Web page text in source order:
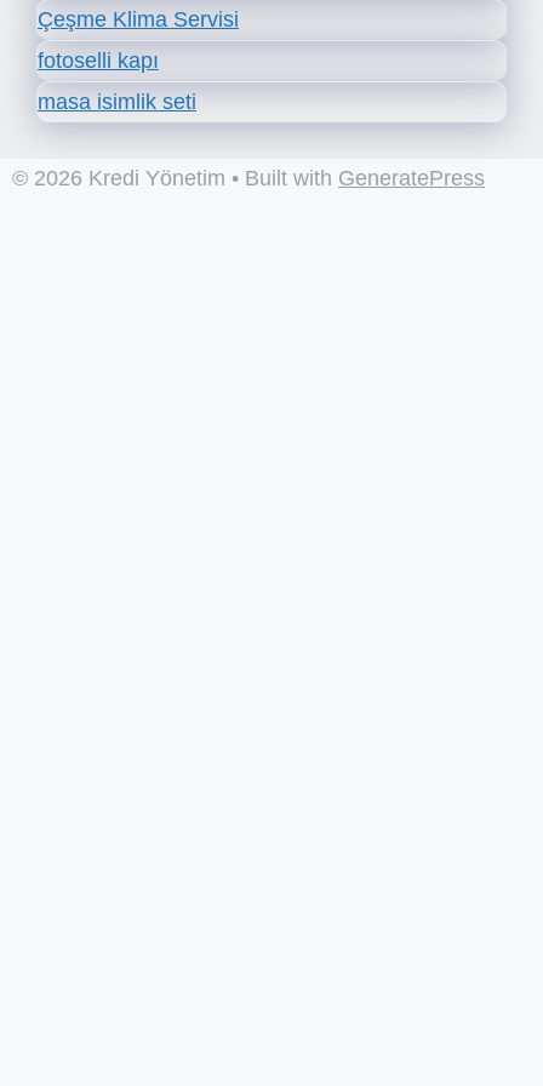
Çeşme Klima Servisi
fotoselli kapı
masa isimlik seti
© 2026 Kredi Yönetim • Built with GeneratePress